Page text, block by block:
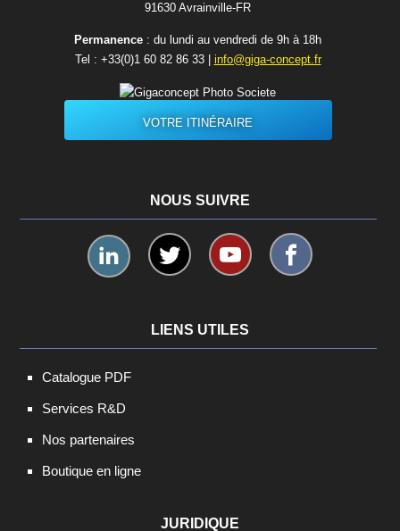
91630 Avrainvilleㅤ-ㅤFR
Permanence : du lundi au vendredi de 9h à 18h
Tel : +33(0)1 60 82 86 33| info@giga-concept.fr
VOTRE ITINÉRAIRE
NOUS SUIVRE
LIENS UTILES
Catalogue PDF
Services R&D
Nos partenaires
Boutique en ligne
JURIDIQUE